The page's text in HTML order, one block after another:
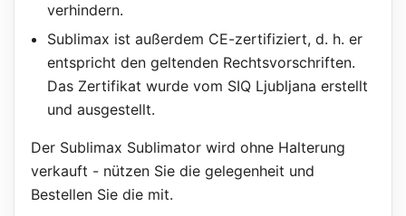
verhindern.
Sublimax ist außerdem CE-zertifiziert, d. h. er
entspricht den geltenden Rechtsvorschriften.
Das Zertifikat wurde vom SIQ Ljubljana erstellt
und ausgestellt.
Der Sublimax Sublimator wird ohne Halterung
verkauft - nützen Sie die gelegenheit und
Bestellen Sie die mit.